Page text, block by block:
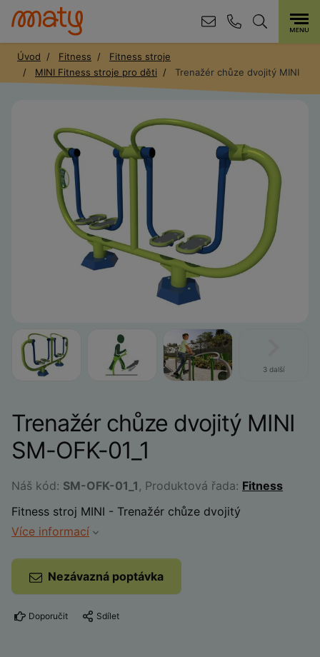
Úvod Fitness
Fitness stroje
MINI Fitness stroje pro děti
Trenažér chůze dvojitý MINI
3 další
Trenažér chůze dvojitý MINI
SM-OFK-01_1
Náš kód: SM-OFK-01_1 , Produktová řada: Fitness
Fitness stroj MINI - Trenažér chůze dvojitý
Více informací
Nezávazná poptávka
Doporučit Sdílet